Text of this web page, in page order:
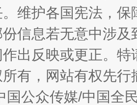
”的免责幌子
维护各国宪法，
份信息若无意中涉
出反映或更正。
有，网站有权先
国公众传媒/中国全